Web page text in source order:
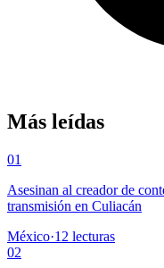
Más leídas
01
Asesinan al creador de
transmisión en Culiacán
México·12 lecturas
02